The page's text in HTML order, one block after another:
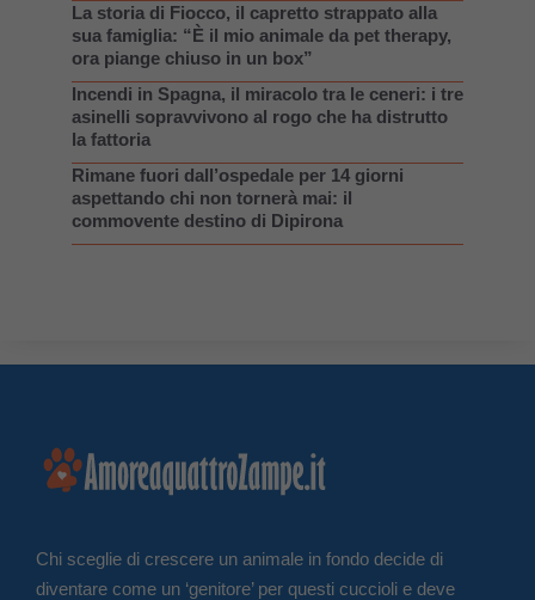
La storia di Fiocco, il capretto strappato alla
sua famiglia: “È il mio animale da pet therapy,
ora piange chiuso in un box”
Incendi in Spagna, il miracolo tra le ceneri: i tre
asinelli sopravvivono al rogo che ha distrutto
la fattoria
Rimane fuori dall’ospedale per 14 giorni
aspettando chi non tornerà mai: il
commovente destino di Dipirona
Chi sceglie di crescere un animale in fondo decide di
diventare come un ‘genitore’ per questi cuccioli e deve